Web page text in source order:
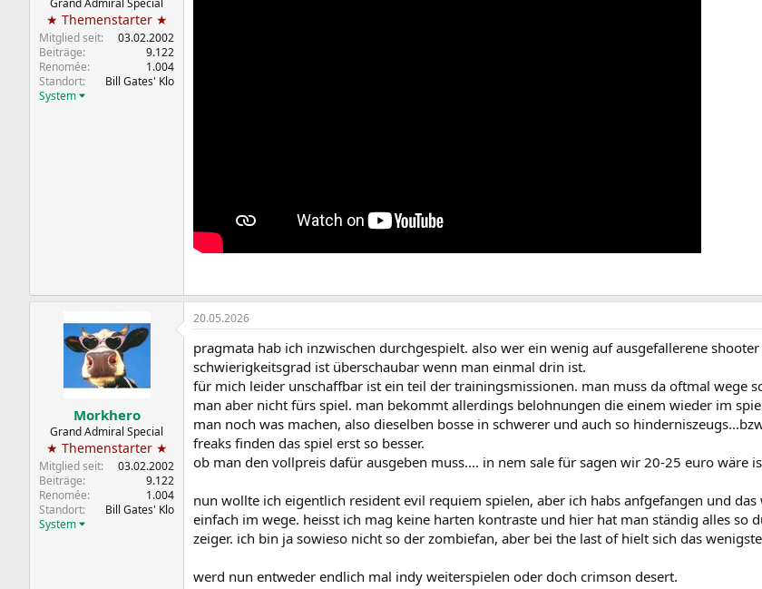
★ Themenstarter ★
Mitglied seit
03.02.2002
Beiträge
9.122
Renomée
1.004
Standort
Bill Gates' Klo
System
Morkhero
Grand Admiral Special
★ Themenstarter ★
Mitglied seit
03.02.2002
Beiträge
9.122
Renomée
1.004
Standort
Bill Gates' Klo
System
20.05.2026
pragmata hab ich inzwischen durchgespielt. also wer ein wenig auf ausgefallerene
schwierigkeitsgrad ist überschaubar wenn man einmal drin ist.
für mich leider unschaffbar ist ein teil der trainingsmissionen. man muss da oftmal wege
man aber nicht fürs spiel. man bekommt allerdings belohnungen die einem wieder im
man noch was machen, also dieselben bosse in schwerer und auch so
freaks finden das spiel erst so besser.
ob man den vollpreis dafür ausgeben muss.... in nem sale für sagen wir 20-25 euro wäre
nun wollte ich eigentlich resident evil requiem spielen, aber ich habs anfgefangen und
einfach im wege. heisst ich mag keine harten kontraste und hier hat man ständig alles so
zeiger. ich bin ja sowieso nicht so der zombiefan, aber bei the last of hielt sich das
werd nun entweder endlich mal indy weiterspielen oder doch crimson desert.